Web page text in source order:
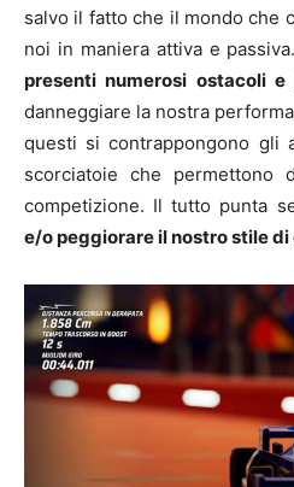
salvo il fatto che il mondo che
noi in maniera attiva e
presenti numerosi ostacoli e
danneggiare la nostra
questi si contrappongono gli
scorciatoie che
competizione. Il tutto punta
e/o peggiorare il nostro stile di